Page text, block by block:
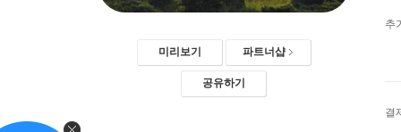
미리보기 파트너샵
공유하기
추
결